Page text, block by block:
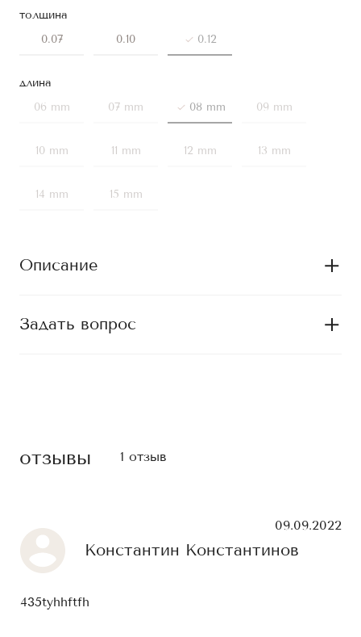
толщина
0.07
0.10 0.12
длина
06 mm
07 mm 08 mm 09 mm
10 mm 11 mm 12 mm 13 mm
14 mm 15 mm
Описание
Задать вопрос
отзывы 1 отзыв
Константин Константинов
09.09.2022
435tyhhftfh